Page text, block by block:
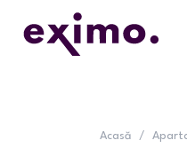
Acasă /